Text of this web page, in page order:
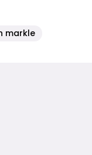
markle